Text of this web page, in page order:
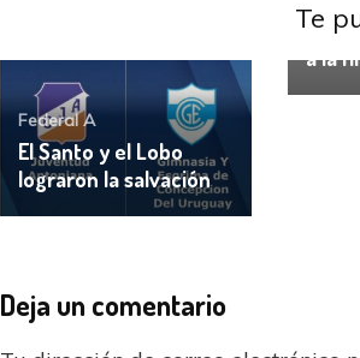
Te
Federal A
El Santo y el Lobo
lograron la salvación
El
a la
Deja un comentario